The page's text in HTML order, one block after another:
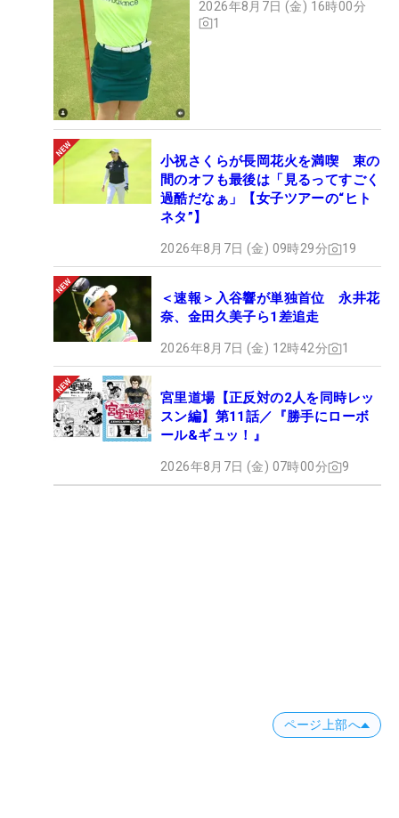
2026年8月7日 (金) 16時00分
1
小祝さくらが長岡花火を満喫 束の
間のオフも最後は「見るってすごく
過酷だなぁ」【女子ツアーの“ヒト
ネタ”】
2026年8月7日 (金) 09時29分 19
＜速報＞入谷響が単独首位 永井花
奈、金田久美子ら1差追走
2026年8月7日 (金) 12時42分 1
宮里道場【正反対の2人を同時レッ
スン編】第11話／『勝手にローボ
ール&ギュッ！』
2026年8月7日 (金) 07時00分 9
ページ上部へ